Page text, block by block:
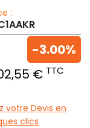
:
€ TTC
-3.00%
votre Devis en
clics